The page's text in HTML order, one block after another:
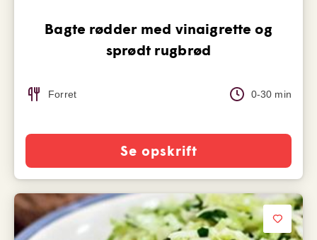
Bagte rødder med vinaigrette og
sprødt rugbrød
Forret 0-30 min
Se opskrift